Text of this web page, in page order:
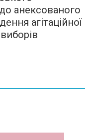
анексованого
агітаційної